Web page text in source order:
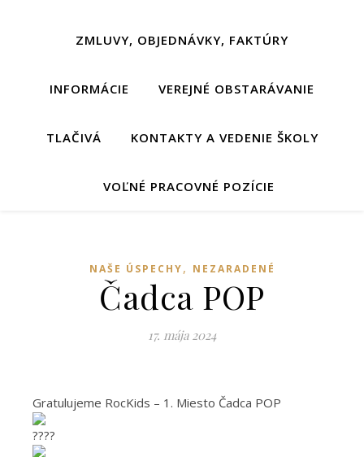
ZMLUVY, OBJEDNÁVKY, FAKTÚRY
INFORMÁCIE VEREJNÉ OBSTARÁVANIE
TLAČIVÁ KONTAKTY A VEDENIE ŠKOLY
VOĽNÉ PRACOVNÉ POZÍCIE
NAŠE ÚSPECHY, NEZARADENÉ
Čadca POP
17. mája 2024
Gratulujeme RocKids – 1. Miesto Čadca POP